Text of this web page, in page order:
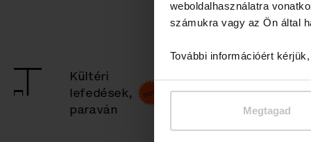
weboldalhasználatra
számukra vagy az Ön által
További információért
Megtagad
ülőkék
Kültéri
lefedések,
paraván
Fedett
dohányzóhely